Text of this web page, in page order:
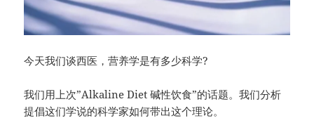
今天我们谈西医，营养学是有多少科学?
我们用上次”Alkaline Diet 碱性饮食”的话题。我们分析
提倡这们学说的科学家如何带出这个理论。